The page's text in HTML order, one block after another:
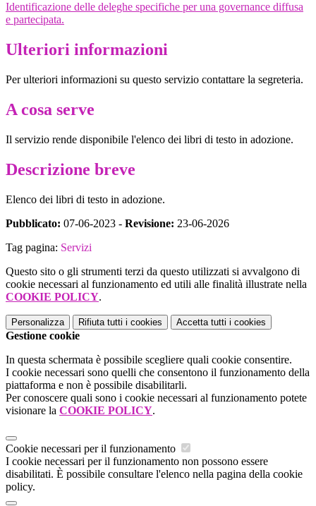
Identificazione delle deleghe specifiche per una governance diffusa
e partecipata.
Ulteriori informazioni
Per ulteriori informazioni su questo servizio contattare la segreteria.
A cosa serve
Il servizio rende disponibile l'elenco dei libri di testo in adozione.
Descrizione breve
Elenco dei libri di testo in adozione.
Pubblicato: 07-06-2023 - Revisione: 23-06-2026
Tag pagina: Servizi
Questo sito o gli strumenti terzi da questo utilizzati si avvalgono di
cookie necessari al funzionamento ed utili alle finalità illustrate nella
COOKIE POLICY.
Personalizza Rifiuta tutti i cookies Accetta tutti i cookies
Gestione cookie
In questa schermata è possibile scegliere quali cookie consentire.
I cookie necessari sono quelli che consentono il funzionamento della
piattaforma e non è possibile disabilitarli.
Per conoscere quali sono i cookie necessari al funzionamento potete
visionare la COOKIE POLICY.
Cookie necessari per il funzionamento
I cookie necessari per il funzionamento non possono essere
disabilitati. È possibile consultare l'elenco nella pagina della cookie
policy.